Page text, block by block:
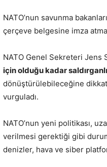
NATO’nun savunma
çerçeve belgesine imza
NATO Genel Sekreteri Jens
için olduğu kadar
dönüştürülebileceğine
vurguladı.
NATO’nun yeni politikası,
verilmesi gerektiği gibi
denizler, hava ve siber